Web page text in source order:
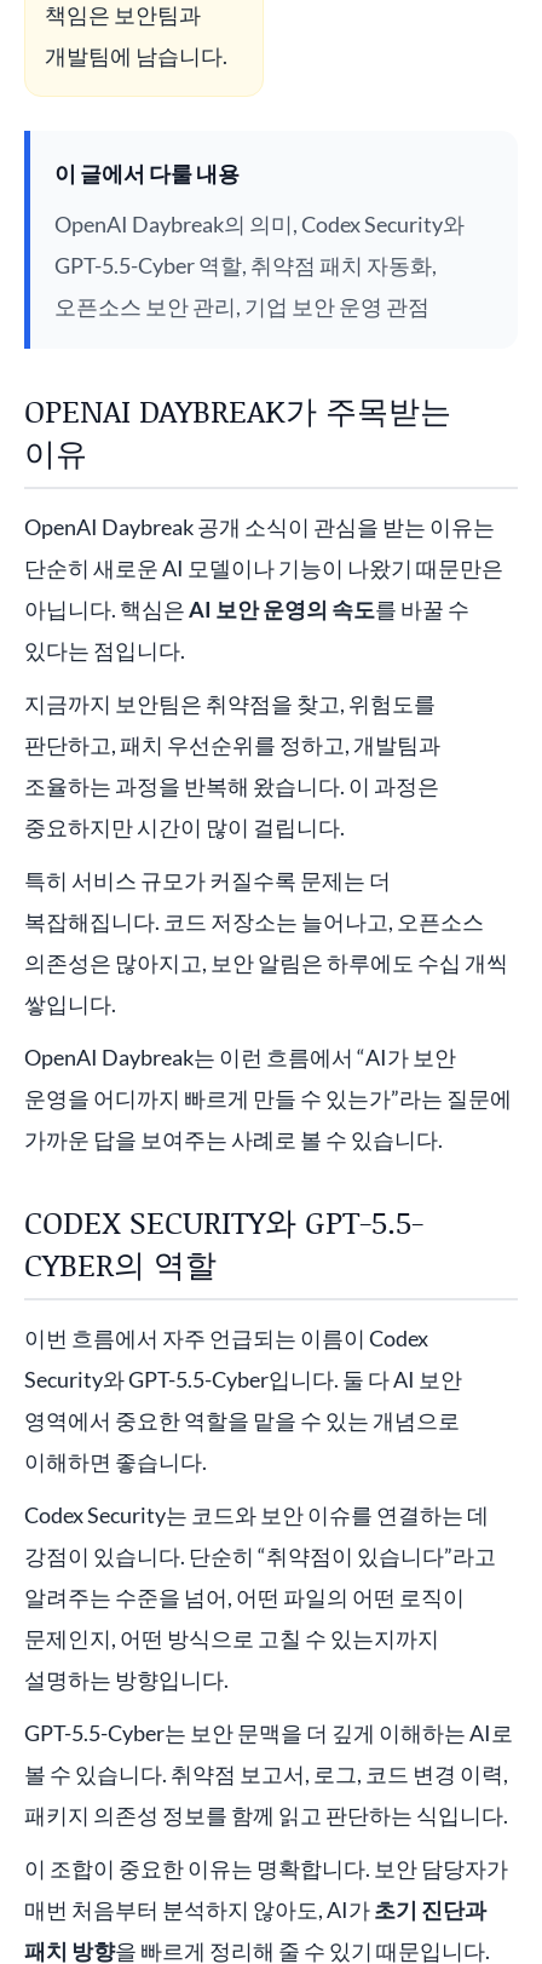
책임은 보안팀과
개발팀에 남습니다.
이 글에서 다룰 내용
OpenAI Daybreak의 의미, Codex Security와
GPT-5.5-Cyber 역할, 취약점 패치 자동화,
오픈소스 보안 관리, 기업 보안 운영 관점
OPENAI DAYBREAK가 주목받는
이유
OpenAI Daybreak 공개 소식이 관심을 받는 이유는
단순히 새로운 AI 모델이나 기능이 나왔기 때문만은
아닙니다. 핵심은AI 보안 운영의 속도를 바꿀 수
있다는 점입니다.
지금까지 보안팀은 취약점을 찾고, 위험도를
판단하고, 패치 우선순위를 정하고, 개발팀과
조율하는 과정을 반복해 왔습니다. 이 과정은
중요하지만 시간이 많이 걸립니다.
특히 서비스 규모가 커질수록 문제는 더
복잡해집니다. 코드 저장소는 늘어나고, 오픈소스
의존성은 많아지고, 보안 알림은 하루에도 수십 개씩
쌓입니다.
OpenAI Daybreak는 이런 흐름에서 “AI가 보안
운영을 어디까지 빠르게 만들 수 있는가”라는 질문에
가까운 답을 보여주는 사례로 볼 수 있습니다.
CODEX SECURITY와 GPT-5.5-
CYBER의 역할
이번 흐름에서 자주 언급되는 이름이 Codex
Security와 GPT-5.5-Cyber입니다. 둘 다 AI 보안
영역에서 중요한 역할을 맡을 수 있는 개념으로
이해하면 좋습니다.
Codex Security는 코드와 보안 이슈를 연결하는 데
강점이 있습니다. 단순히 “취약점이 있습니다”라고
알려주는 수준을 넘어, 어떤 파일의 어떤 로직이
문제인지, 어떤 방식으로 고칠 수 있는지까지
설명하는 방향입니다.
GPT-5.5-Cyber는 보안 문맥을 더 깊게 이해하는 AI로
볼 수 있습니다. 취약점 보고서, 로그, 코드 변경 이력,
패키지 의존성 정보를 함께 읽고 판단하는 식입니다.
이 조합이 중요한 이유는 명확합니다. 보안 담당자가
매번 처음부터 분석하지 않아도, AI가초기 진단과
패치 방향을 빠르게 정리해 줄 수 있기 때문입니다.